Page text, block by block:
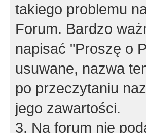
takiego problemu
Forum. Bardzo
napisać "Proszę o
usuwane, nazwa
po przeczytaniu
jego zawartości.
3. Na forum nie